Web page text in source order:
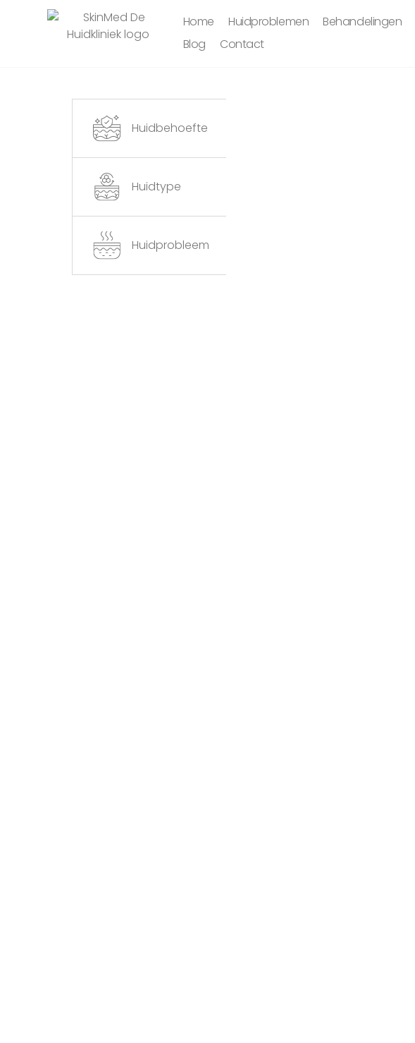
Home Huidproblemen Behandelingen
Blog
Contact
Huidbehoefte
Huidtype
Huidprobleem